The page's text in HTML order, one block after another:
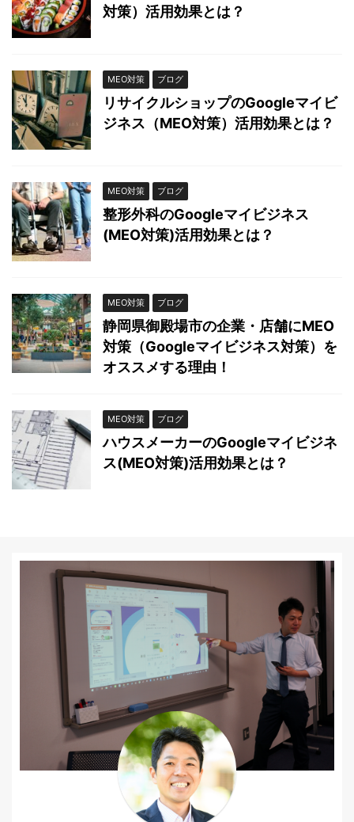
対策）活用効果とは？
MEO対策 ブログ
リサイクルショップのGoogleマイビ
ジネス（MEO対策）活用効果とは？
MEO対策 ブログ
整形外科のGoogleマイビジネス
(MEO対策)活用効果とは？
MEO対策 ブログ
静岡県御殿場市の企業・店舗にMEO
対策（Googleマイビジネス対策）を
オススメする理由！
MEO対策 ブログ
ハウスメーカーのGoogleマイビジネ
ス(MEO対策)活用効果とは？